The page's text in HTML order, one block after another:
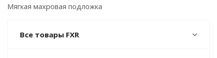
Мягкая махровая подложка
Все товары FXR